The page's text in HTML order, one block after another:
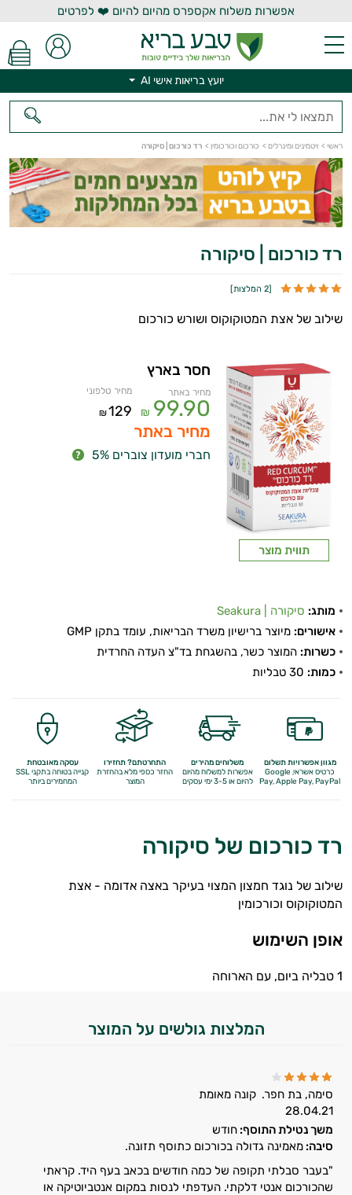
אפשרות משלוח אקספרס מהיום להיום ❤️ לפרטים
יועץ בריאות אישי AI
ראשי > ויטמינים ומינרלים > כורכום וכורכומין > רד כורכום | סיקורה
ויטמינים ליפוזומליים
מולטי ויטמינים
Q10
ברזל
ויטמין A
ויטמין B
ויטמין C
ויטמין D
ויטמינים לגברים
טבעוניים | VEGAN
כורכום וכורכומין
כרום
רד כורכום | סיקורה
[2 המלצות ]
שילוב של אצת המטוקוקוס ושורש כורכום
תווית מוצר
חסר בארץ
מחיר באתר
99.90
₪
מחיר טלפוני
129
₪
מחיר באתר
חברי מועדון צוברים 5%
מותג: סיקורה | Seakura
אישורים: מיוצר ברישיון משרד הבריאות, עומד בתקן GMP
כשרות: המוצר כשר, בהשגחת בד"צ העדה החרדית
כמות:
מגוון אפשרויות תשלום
כרטיס אשראי, Google
Pay,Apple Pay, PayPal
משלוחים מהירים
אפשרות למשלוח מהיום
להיום או 3-5 ימי עסקים
התחרטתם? תחזירו
החזר כספי מלאבהחזרת
המוצר
עסקה מאובטחת
קנייה בטוחה בתקני SSL
המחמירים ביותר
רד כורכום של סיקורה
שילוב של נוגד חמצון המצוי בעיקר באצה אדומה - אצת
המטוקוקוס וכורכומין
אופן השימוש
1 טבליה ביום, עם הארוחה
המלצות גולשים על המוצר
סימה, בת חפר. קונה מאומת
28.04.21
משך נטילת התוסף: חודש
סיבה: מאמינה גדולה בכורכום כתוסף תזונה.
"בעבר סבלתי תקופה של כמה חודשים בכאב בעף היד. קראתי
שהכורכום אנטי דלקתי. העדפתי לנסות במקום אנטביוטיקה או
יועץ בריאות אישי AI